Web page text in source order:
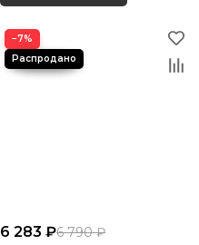
−7%
6 283 ₽6 790 ₽